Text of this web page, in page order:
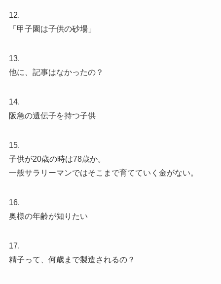
12.
「甲子園は子供の砂場」
13.
他に、記事はなかったの？
14.
阪急の遺伝子を持つ子供
15.
子供が20歳の時は78歳か。
一般サラリーマンではそこまで育てていく金がない。
16.
奥様の年齢が知りたい
17.
精子って、何歳まで製造されるの？